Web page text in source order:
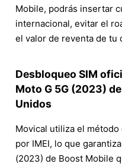
Mobile, podrás insertar
internacional, evitar el
el valor de reventa de tu
Desbloqueo SIM
Moto G 5G (2023)
Unidos
Movical utiliza el
por IMEI, lo que
(2023) de Boost Mobile